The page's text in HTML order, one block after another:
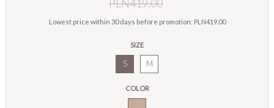
PLN419.00
Lowest price within 30 days before promotion: PLN419.00
SIZE
S M
COLOR